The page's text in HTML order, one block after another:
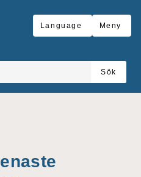
Language Meny
Sök